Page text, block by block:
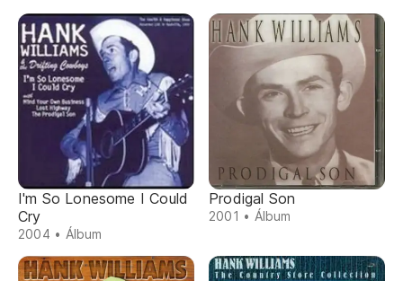
I'm So Lonesome I Could
Cry
2004 • Álbum
Prodigal Son
2001 • Álbum